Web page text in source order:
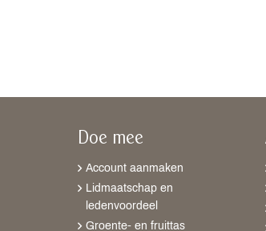
Doe mee
Account aanmaken
Lidmaatschap en
ledenvoordeel
Groente- en fruittas